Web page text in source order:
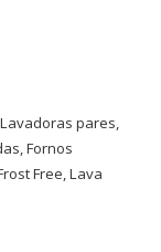
pares,
Fornos
Free, Lava